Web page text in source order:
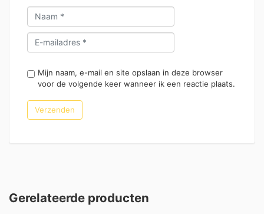
Mijn naam, e-mail en site opslaan in deze browser
voor de volgende keer wanneer ik een reactie plaats.
Gerelateerde producten